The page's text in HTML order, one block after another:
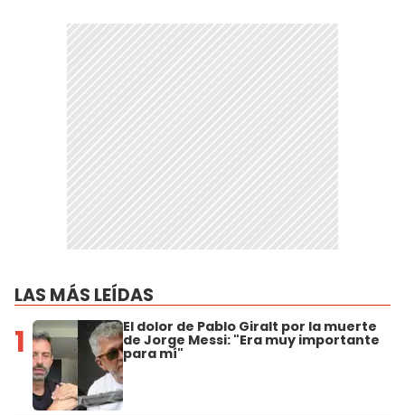
LAS MÁS LEÍDAS
1 El dolor de Pablo Giralt por la muerte
de Jorge Messi: "Era muy importante
para mí"